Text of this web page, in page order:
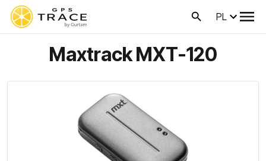
PL
Maxtrack MXT-120